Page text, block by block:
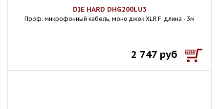
DIE HARD DHG200LU3
Проф. микрофонный кабель, моно джек XLR F, длина - 3м
2 747 руб